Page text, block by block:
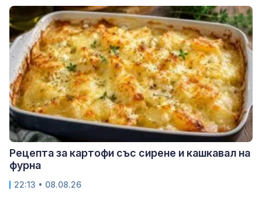
Рецепта за картофи със сирене и кашкавал на
фурна
22:13 • 08.08.26